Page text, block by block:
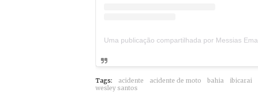
Tags: acidente acidente de moto bahia ibicarai
wesley santos